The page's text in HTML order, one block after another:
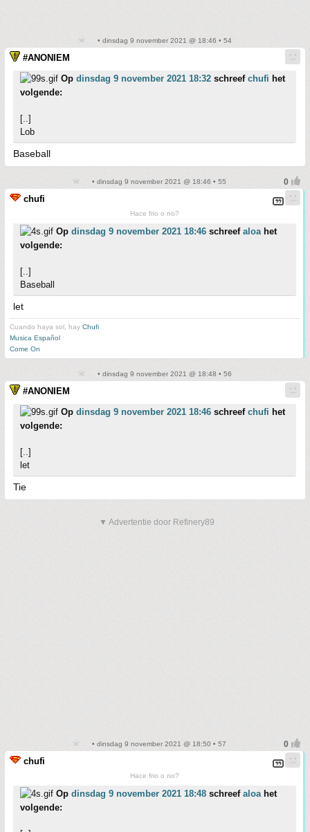
• dinsdag 9 november 2021 @ 18:46 • 54
#ANONIEM
Op dinsdag 9 november 2021 18:32 schreef chufi het
volgende:
[..]
Lob
Baseball
• dinsdag 9 november 2021 @ 18:46 • 55
chufi
Hace frio o no?
Op dinsdag 9 november 2021 18:46 schreef aloahet
volgende:
[..]
Baseball
let
Cuando haya sol, hay Chufi
Musica Español
Come On
• dinsdag 9 november 2021 @ 18:48 • 56
#ANONIEM
Op dinsdag 9 november 2021 18:46 schreef chufi het
volgende:
[..]
let
Tie
▼ Advertentie door Refinery89
• dinsdag 9 november 2021 @ 18:50 • 57
chufi
Hace frio o no?
Op dinsdag 9 november 2021 18:48 schreef aloahet
volgende: